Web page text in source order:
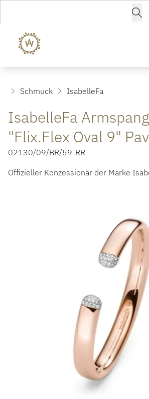
ROLEX CERTIFIED PRE-OWNED
Schmuck IsabelleFa
IsabelleFa
"Flix.Flex Oval 9"
02130/09/BR/59-RR
Offizieller Konzessionär der Marke